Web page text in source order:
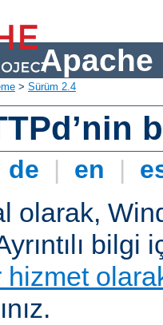
Apache
> Sürüm 2.4
de | en |
olarak,
bilgi
olarak